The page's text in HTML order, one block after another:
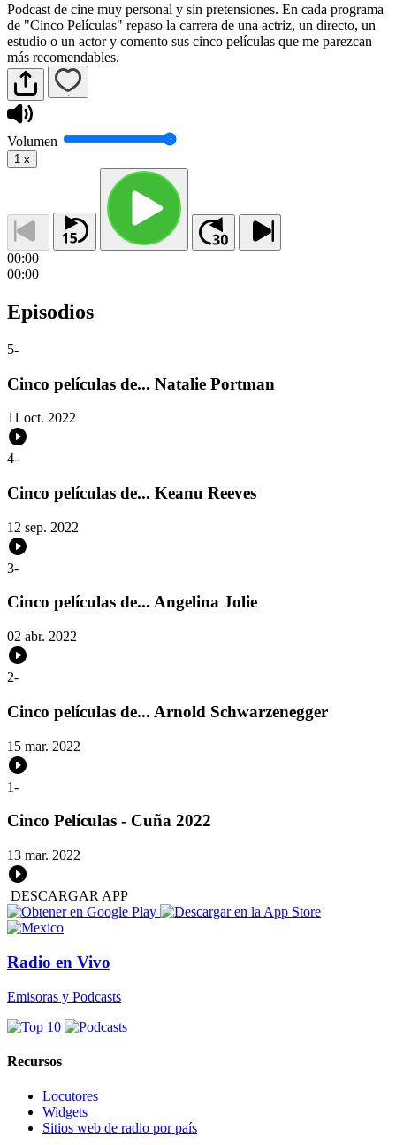
Podcast de cine muy personal y sin pretensiones. En cada programa
de "Cinco Películas" repaso la carrera de una actriz, un directo, un
estudio o un actor y comento sus cinco películas que me parezcan
más recomendables.
Volumen
1 x
00:00
00:00
Episodios
5-
Cinco películas de... Natalie Portman
11 oct. 2022
4-
Cinco películas de... Keanu Reeves
12 sep. 2022
3-
Cinco películas de... Angelina Jolie
02 abr. 2022
2-
Cinco películas de... Arnold Schwarzenegger
15 mar. 2022
1-
Cinco Películas - Cuña 2022
13 mar. 2022
DESCARGAR APP
Radio en Vivo
Emisoras y Podcasts
Recursos
Locutores
Widgets
Sitios web de radio por país